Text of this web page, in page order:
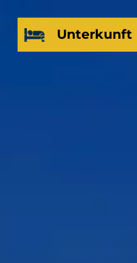
Unterkunft